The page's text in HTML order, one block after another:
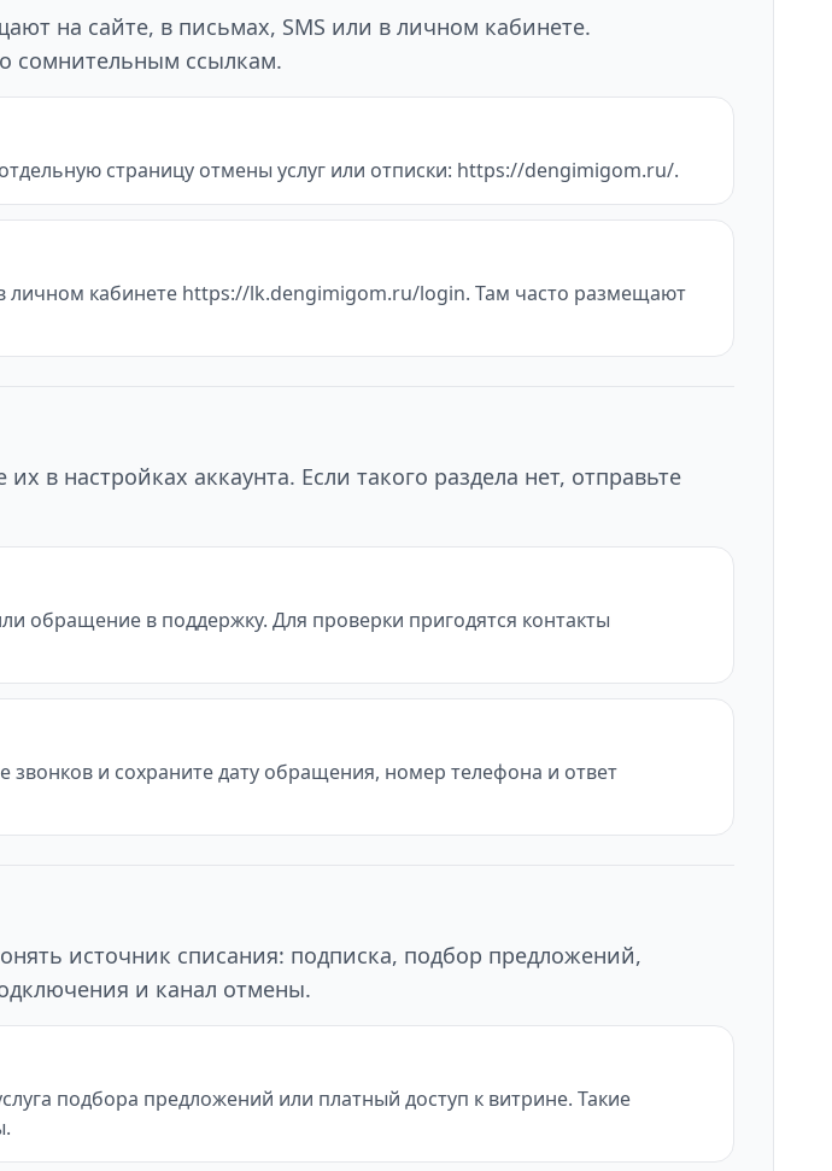
на сайте, в письмах, SMS или в личном кабинете.
сомнительным ссылкам.
страницу отмены услуг или отписки: https://dengimigom.ru/.
личном кабинете https://lk.dengimigom.ru/login. Там часто размещают
настройках аккаунта. Если такого раздела нет, отправьте
обращение в поддержку. Для проверки пригодятся контакты
и сохраните дату обращения, номер телефона и ответ
источник списания: подписка, подбор предложений,
и канал отмены.
подбора предложений или платный доступ к витрине. Такие